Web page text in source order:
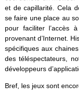
et de capillarité. Cela
se faire une place au
pour faciliter l’accès
provenant d’Internet.
spécifiques aux
des téléspectateurs,
développeurs
Bref, les jeux sont